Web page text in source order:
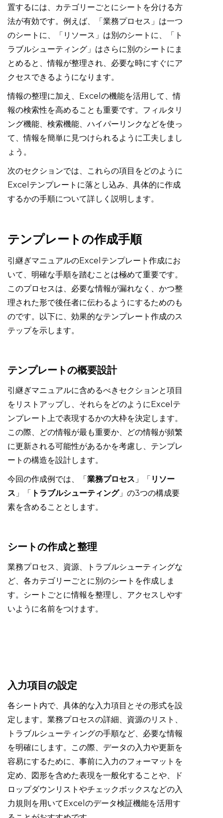
置するには、カテゴリーごとにシートを分ける方
法が有効です。例えば、「業務プロセス」は一つ
のシートに、「リソース」は別のシートに、「ト
ラブルシューティング」はさらに別のシートにま
とめると、情報が整理され、必要な時にすぐにア
クセスできるようになります。
情報の整理に加え、Excelの機能を活用して、情
報の検索性を高めることも重要です。フィルタリ
ング機能、検索機能、ハイパーリンクなどを使っ
て、情報を簡単に見つけられるように工夫しまし
ょう。
次のセクションでは、これらの項目をどのように
Excelテンプレートに落とし込み、具体的に作成
するかの手順について詳しく説明します。
テンプレートの作成手順
引継ぎマニュアルのExcelテンプレート作成にお
いて、明確な手順を踏むことは極めて重要です。
このプロセスは、必要な情報が漏れなく、かつ整
理された形で後任者に伝わるようにするためのも
のです。以下に、効果的なテンプレート作成のス
テップを示します。
テンプレートの概要設計
引継ぎマニュアルに含めるべきセクションと項目
をリストアップし、それらをどのようにExcelテ
ンプレート上で表現するかの大枠を決定します。
この際、どの情報が最も重要か、どの情報が頻繁
に更新される可能性があるかを考慮し、テンプレ
ートの構造を設計します。
今回の作成例では、「業務プロセス 」「 リソー
ス 」「 トラブルシューティング」の3つの構成要
素を含めることとします。
シートの作成と整理
業務プロセス、資源、トラブルシューティングな
ど、各カテゴリーごとに別のシートを作成しま
す。シートごとに情報を整理し、アクセスしやす
いように名前をつけます。
入力項目の設定
各シート内で、具体的な入力項目とその形式を設
定します。業務プロセスの詳細、資源のリスト、
トラブルシューティングの手順など、必要な情報
を明確にします。この際、データの入力や更新を
容易にするために、事前に入力のフォーマットを
定め、図形を含めた表現を一般化することや、ド
ロップダウンリストやチェックボックスなどの入
力規則を用いてExcelのデータ検証機能を活用す